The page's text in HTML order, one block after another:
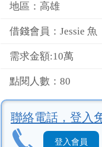
地區：高雄
借錢會員：Jessie 魚
需求金額:10萬
點閱人數：80
聯絡電話， 登入
登入會員